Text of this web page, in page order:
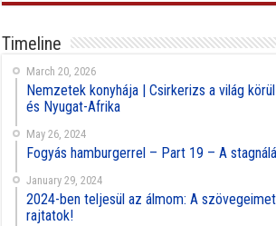
Timeline
March 20, 2026
Nemzetek konyhája | Csirkerizs a világ
és Nyugat-Afrika
May 26, 2024
Fogyás hamburgerrel – Part 19 – A
January 29, 2024
2024-ben teljesül az álmom: A
rajtatok!